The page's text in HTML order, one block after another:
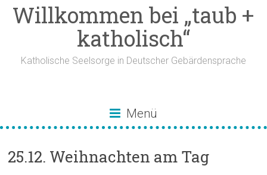
Willkommen bei „taub +
katholisch“
Katholische Seelsorge in Deutscher Gebärdensprache
Menü
25.12. Weihnachten am Tag